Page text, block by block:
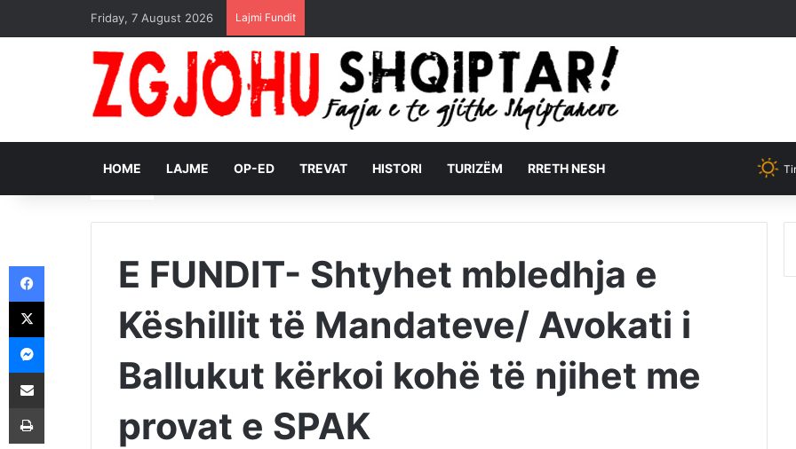
Friday, 7 August 2026 Lajmi Fundit
HOME LAJME OP-ED TREVAT HISTORI TURIZËM RRETH NESH
E FUNDIT- Shtyhet mbledhja e
Këshillit të Mandateve/ Avokati i
Ballukut kërkoi kohë të njihet me
provat e SPAK